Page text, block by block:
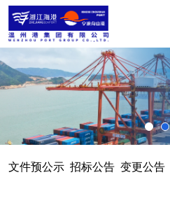
文件预公示 招标公告 变更公告